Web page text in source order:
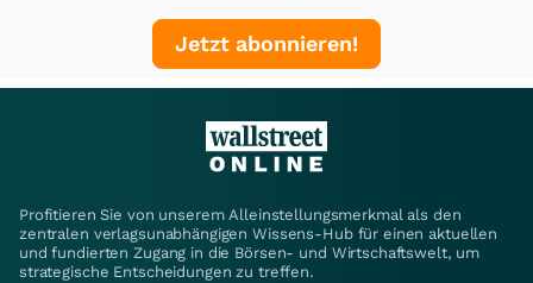
Jetzt abonnieren!
Profitieren Sie von unserem Alleinstellungsmerkmal als den
zentralen verlagsunabhängigen Wissens-Hub für einen aktuellen
und fundierten Zugang in die Börsen- und Wirtschaftswelt, um
strategische Entscheidungen zu treffen.